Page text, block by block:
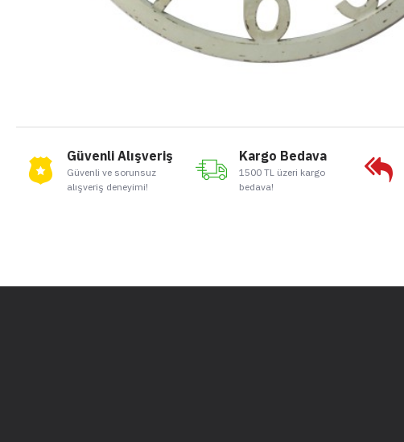
Güvenli Alışveriş
Güvenli ve sorunsuz
alışveriş deneyimi!
Kargo Bedava
1500 TL üzeri kargo
bedava!